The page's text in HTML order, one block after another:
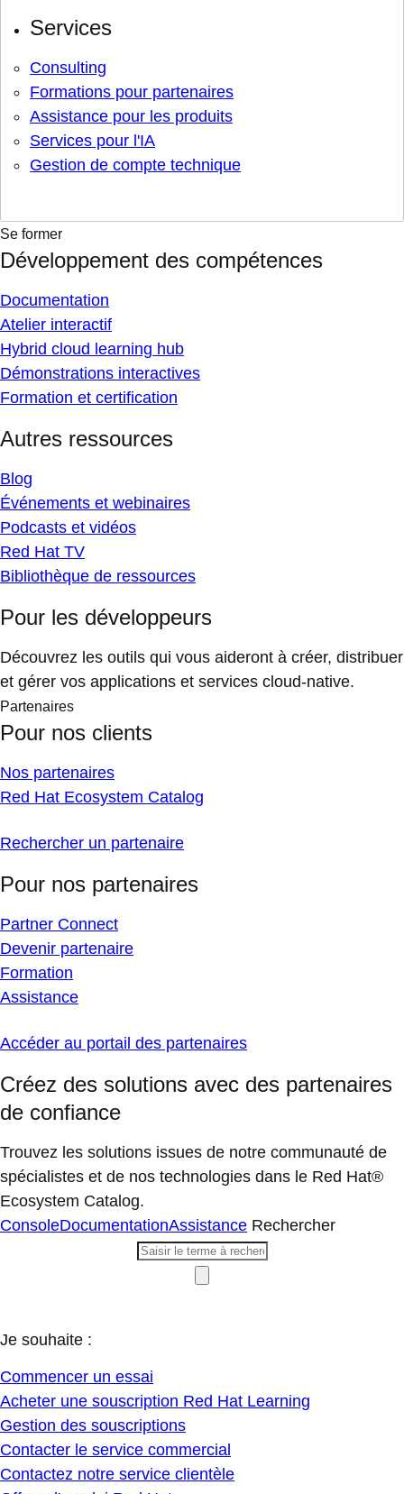
Services
Consulting
Formations pour partenaires
Assistance pour les produits
Services pour l'IA
Gestion de compte technique
Se former
Développement des compétences
Documentation
Atelier interactif
Hybrid cloud learning hub
Démonstrations interactives
Formation et certification
Autres ressources
Blog
Événements et webinaires
Podcasts et vidéos
Red Hat TV
Bibliothèque de ressources
Pour les développeurs
Découvrez les outils qui vous aideront à créer, distribuer
et gérer vos applications et services cloud-native.
Partenaires
Pour nos clients
Nos partenaires
Red Hat Ecosystem Catalog
Rechercher un partenaire
Pour nos partenaires
Partner Connect
Devenir partenaire
Formation
Assistance
Accéder au portail des partenaires
Créez des solutions avec des partenaires
de confiance
Trouvez les solutions issues de notre communauté de
spécialistes et de nos technologies dans le Red Hat®
Ecosystem Catalog.
ConsoleDocumentationAssistance Rechercher
Je souhaite :
Commencer un essai
Acheter une souscription Red Hat Learning
Gestion des souscriptions
Contacter le service commercial
Contactez notre service clientèle